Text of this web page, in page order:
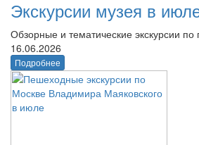
Экскурсии музея в
Обзорные и тематические экскурсии
16.06.2026
Подробнее